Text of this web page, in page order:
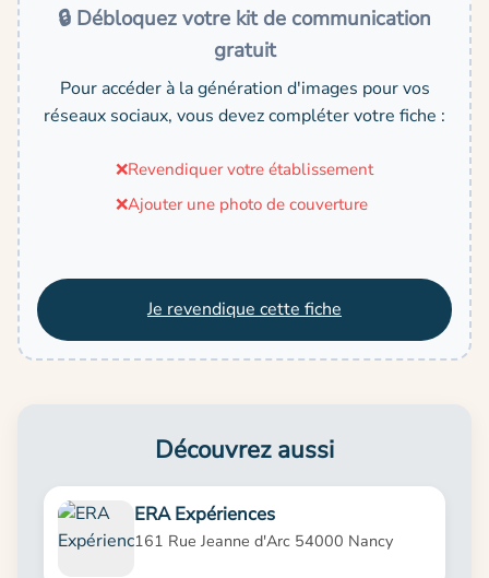
🔒 Débloquez votre kit de communication
gratuit
Pour accéder à la génération d'images pour vos
réseaux sociaux, vous devez compléter votre fiche :
❌Revendiquer votre établissement
❌Ajouter une photo de couverture
Je revendique cette fiche
Découvrez aussi
ERA Expériences
161 Rue Jeanne d'Arc 54000 Nancy